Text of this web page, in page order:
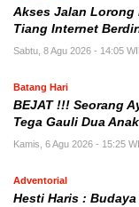
Akses Jalan Lorong
Tiang Internet
Sabtu, 8 Agu 2026 - 14:05
Batang Hari
BEJAT !!! Seorang
Tega Gauli Dua
Kamis, 6 Agu 2026 - 15:25
Adventorial
Hesti Haris : Budaya